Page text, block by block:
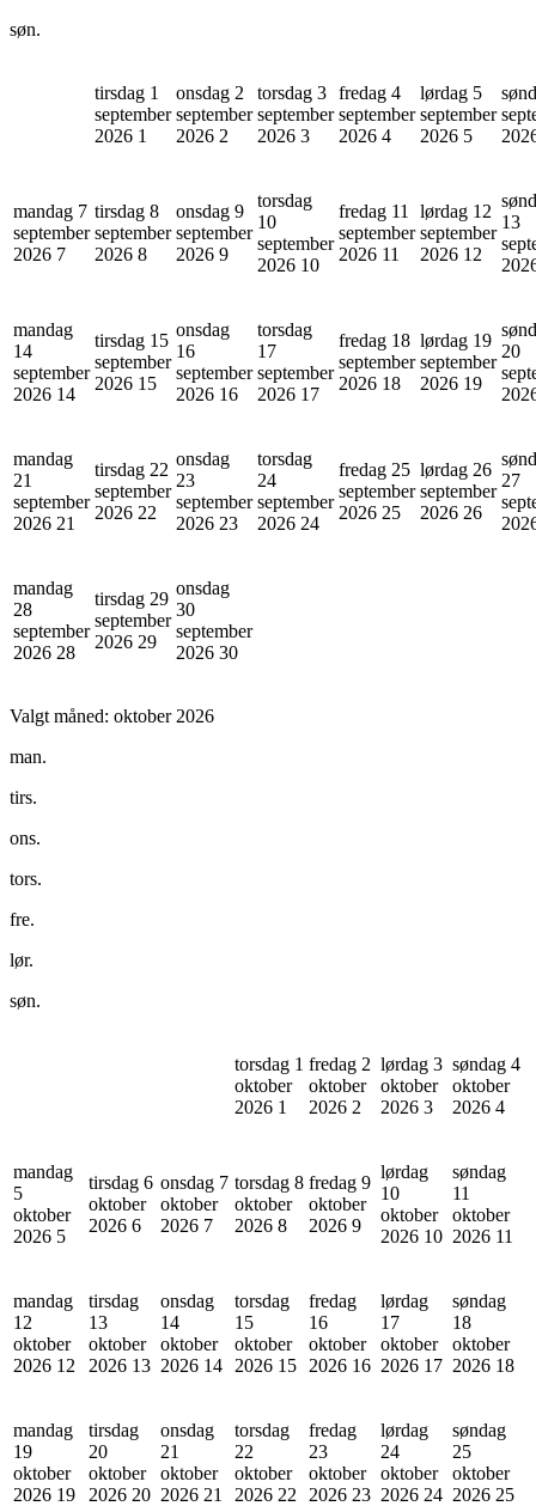
søn.
tirsdag 1
september
2026 1
onsdag 2
september
2026 2
torsdag 3
september
2026 3
fredag 4
september
2026 4
lørdag 5
september
2026 5
mandag 7
september
2026 7
tirsdag 8
september
2026 8
onsdag 9
september
2026 9
torsdag
10
september
2026 10
fredag 11
september
2026 11
lørdag 12
september
2026 12
13
mandag
14
september
2026 14
tirsdag 15
september
2026 15
onsdag
16
september
2026 16
torsdag
17
september
2026 17
fredag 18
september
2026 18
lørdag 19
september
2026 19
20
mandag
21
september
2026 21
tirsdag 22
september
2026 22
onsdag
23
september
2026 23
torsdag
24
september
2026 24
fredag 25
september
2026 25
lørdag 26
september
2026 26
27
mandag
28
september
2026 28
tirsdag 29
september
2026 29
onsdag
30
september
2026 30
Valgt måned: oktober 2026
man.
tirs.
ons.
tors.
fre.
lør.
søn.
torsdag 1
oktober
2026 1
fredag 2
oktober
2026 2
lørdag 3
oktober
2026 3
søndag 4
oktober
2026 4
mandag
5
oktober
2026 5
tirsdag 6
oktober
2026 6
onsdag 7
oktober
2026 7
torsdag 8
oktober
2026 8
fredag 9
oktober
2026 9
lørdag
10
oktober
2026 10
søndag
11
oktober
2026 11
mandag
12
oktober
2026 12
tirsdag
13
oktober
2026 13
onsdag
14
oktober
2026 14
torsdag
15
oktober
2026 15
fredag
16
oktober
2026 16
lørdag
17
oktober
2026 17
søndag
18
oktober
2026 18
mandag
19
oktober
2026 19
tirsdag
20
oktober
2026 20
onsdag
21
oktober
2026 21
torsdag
22
oktober
2026 22
fredag
23
oktober
2026 23
lørdag
24
oktober
2026 24
søndag
25
oktober
2026 25